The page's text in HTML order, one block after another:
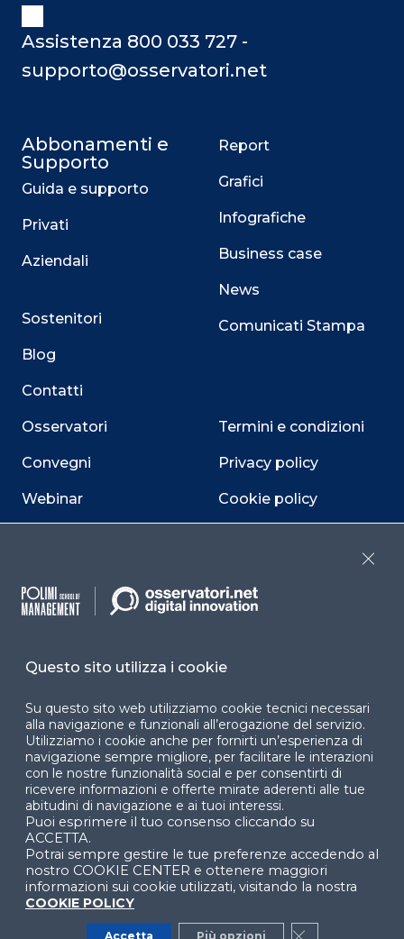
Assistenza 800 033 727 -
supporto@osservatori.net
Abbonamenti e
Supporto
Guida e supporto
Privati
Aziendali
Sostenitori
Blog
Contatti
Osservatori
Convegni
Webinar
Report
Grafici
Infografiche
Business case
News
Comunicati Stampa
Termini e condizioni
Privacy policy
Cookie policy
accessibilità
Facebook LinkedIn
YouTube X
© 2024 Copyright © Politecnico di Milano Dipartimento
Questo sito utilizza i cookie
Su questo sito web utilizziamo cookie tecnici necessari
alla navigazione e funzionali all’erogazione del servizio.
Utilizziamo i cookie anche per fornirti un’esperienza di
navigazione sempre migliore, per facilitare le interazioni
con le nostre funzionalità social e per consentirti di
ricevere informazioni e offerte mirate aderenti alle tue
abitudini di navigazione e ai tuoi interessi.
Puoi esprimere il tuo consenso cliccando su
ACCETTA.
Potrai sempre gestire le tue preferenze accedendo al
nostro COOKIE CENTER e ottenere maggiori
informazioni sui cookie utilizzati, visitando la nostra
COOKIE POLICY
Accetta Più opzioni